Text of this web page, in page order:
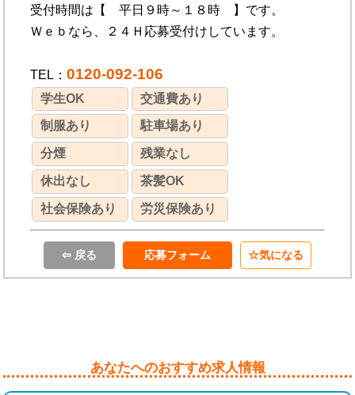
受付時間は【 平日９時～１８時 】です。
Ｗｅｂなら、２４Ｈ応募受付けしています。
TEL：0120-092-106
学生OK 交通費あり
制服あり 駐車場あり
分煙 残業なし
休出なし 茶髪OK
社会保険あり 労災保険あり
⇦ 戻る 応募フォーム 気になる
あなたへのおすすめ求人情報